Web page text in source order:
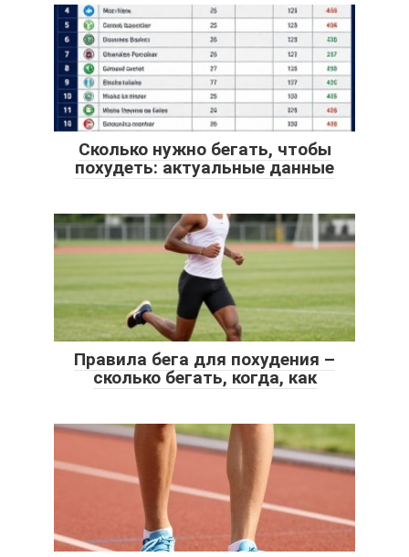
Сколько нужно бегать, чтобы
похудеть: актуальные данные
Правила бега для похудения –
сколько бегать, когда, как